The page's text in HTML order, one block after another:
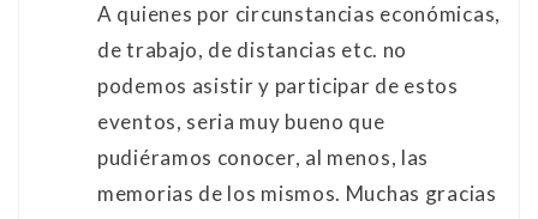
A quienes por circunstancias económicas,
de trabajo, de distancias etc. no
podemos asistir y participar de estos
eventos, seria muy bueno que
pudiéramos conocer, al menos, las
memorias de los mismos. Muchas gracias